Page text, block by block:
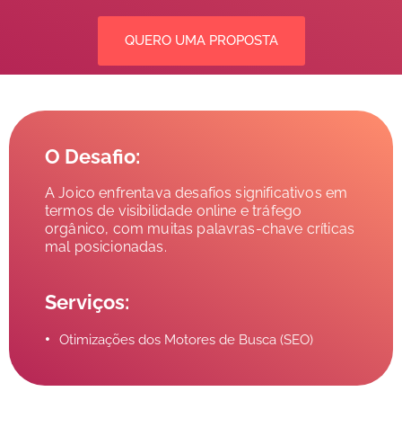
QUERO UMA PROPOSTA
O Desafio:
A Joico enfrentava desafios significativos em
termos de visibilidade online e tráfego
orgânico, com muitas palavras-chave críticas
mal posicionadas.
Serviços:
Otimizações dos Motores de Busca (SEO)